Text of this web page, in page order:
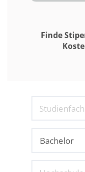
Finde
Studienfach